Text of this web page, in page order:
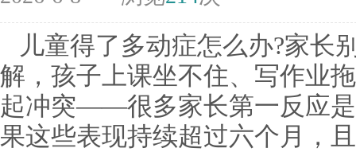
儿童得了多动症怎么办?家长
解，孩子上课坐不住、写作业
起冲突——很多家长第一反应
果这些表现持续超过六个月，